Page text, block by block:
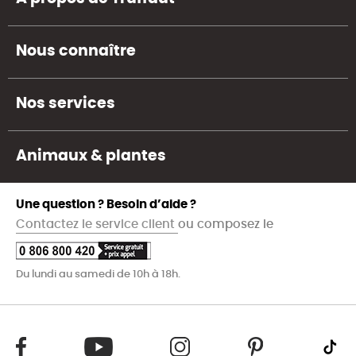
Nous connaître
Nos services
Animaux & plantes
Une question ? Besoin d’aide ?
Contactez le service client ou composez le
Du lundi au samedi de 10h à 18h.